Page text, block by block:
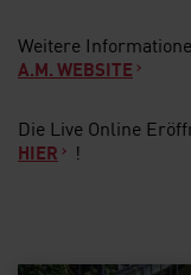
Weitere
A.M. WEBSITE
Die Live Online
HIER !